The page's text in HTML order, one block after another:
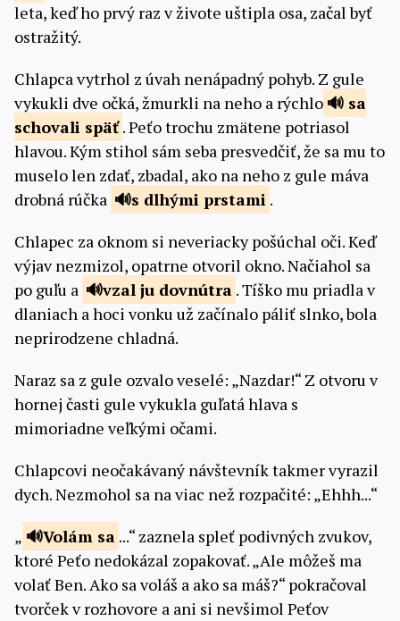
leta, keď ho prvý raz v živote uštipla osa, začal byť
ostražitý.
Chlapca vytrhol z úvah nenápadný pohyb. Z gule
vykukli dve očká, žmurkli na neho a rýchlo
sa
schovali späť . Peťo trochu zmätene potriasol
hlavou. Kým stihol sám seba presvedčiť, že sa mu to
muselo len zdať, zbadal, ako na neho z gule máva
drobná rúčka
s dlhými prstami .
Chlapec za oknom si neveriacky pošúchal oči. Keď
výjav nezmizol, opatrne otvoril okno. Načiahol sa
po guľu a
vzal ju dovnútra . Tíško mu priadla v
dlaniach a hoci vonku už začínalo páliť slnko, bola
neprirodzene chladná.
Naraz sa z gule ozvalo veselé: „Nazdar!“ Z otvoru v
hornej časti gule vykukla guľatá hlava s
mimoriadne veľkými očami.
Chlapcovi neočakávaný návštevník takmer vyrazil
dych. Nezmohol sa na viac než rozpačité: „Ehhh...“
„
Volám sa ...“ zaznela spleť podivných zvukov,
ktoré Peťo nedokázal zopakovať. „Ale môžeš ma
volať Ben. Ako sa voláš a ako sa máš?“ pokračoval
tvorček v rozhovore a ani si nevšimol Peťov